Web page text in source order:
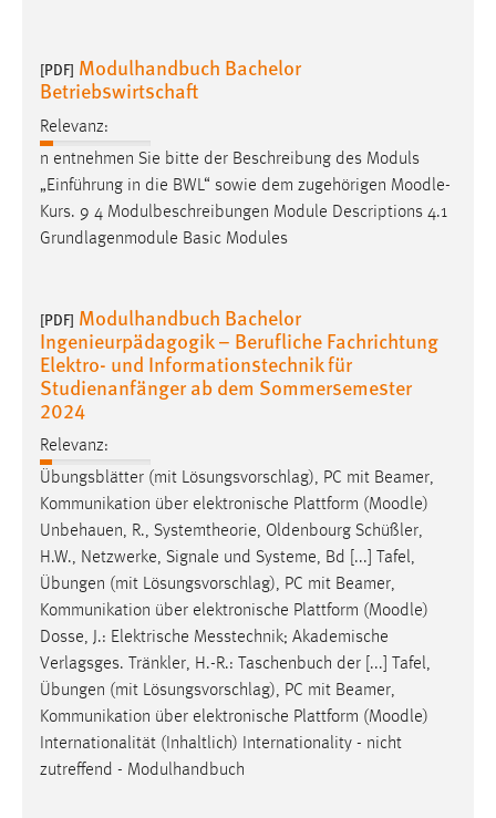
[PDF] Modulhandbuch Bachelor
Betriebswirtschaft
Relevanz:
n entnehmen Sie bitte der Beschreibung des Moduls
„Einführung in die BWL“ sowie dem zugehörigen Moodle-
Kurs. 9 4 Modulbeschreibungen Module Descriptions 4.1
Grundlagenmodule Basic Modules
[PDF] Modulhandbuch Bachelor
Ingenieurpädagogik – Berufliche Fachrichtung
Elektro- und Informationstechnik für
Studienanfänger ab dem Sommersemester
2024
Relevanz:
Übungsblätter (mit Lösungsvorschlag), PC mit Beamer,
Kommunikation über elektronische Plattform (Moodle)
Unbehauen, R., Systemtheorie, Oldenbourg Schüßler,
H.W., Netzwerke, Signale und Systeme, Bd [...] Tafel,
Übungen (mit Lösungsvorschlag), PC mit Beamer,
Kommunikation über elektronische Plattform (Moodle)
Dosse, J.: Elektrische Messtechnik; Akademische
Verlagsges. Tränkler, H.-R.: Taschenbuch der [...] Tafel,
Übungen (mit Lösungsvorschlag), PC mit Beamer,
Kommunikation über elektronische Plattform (Moodle)
Internationalität (Inhaltlich) Internationality - nicht
zutreffend - Modulhandbuch